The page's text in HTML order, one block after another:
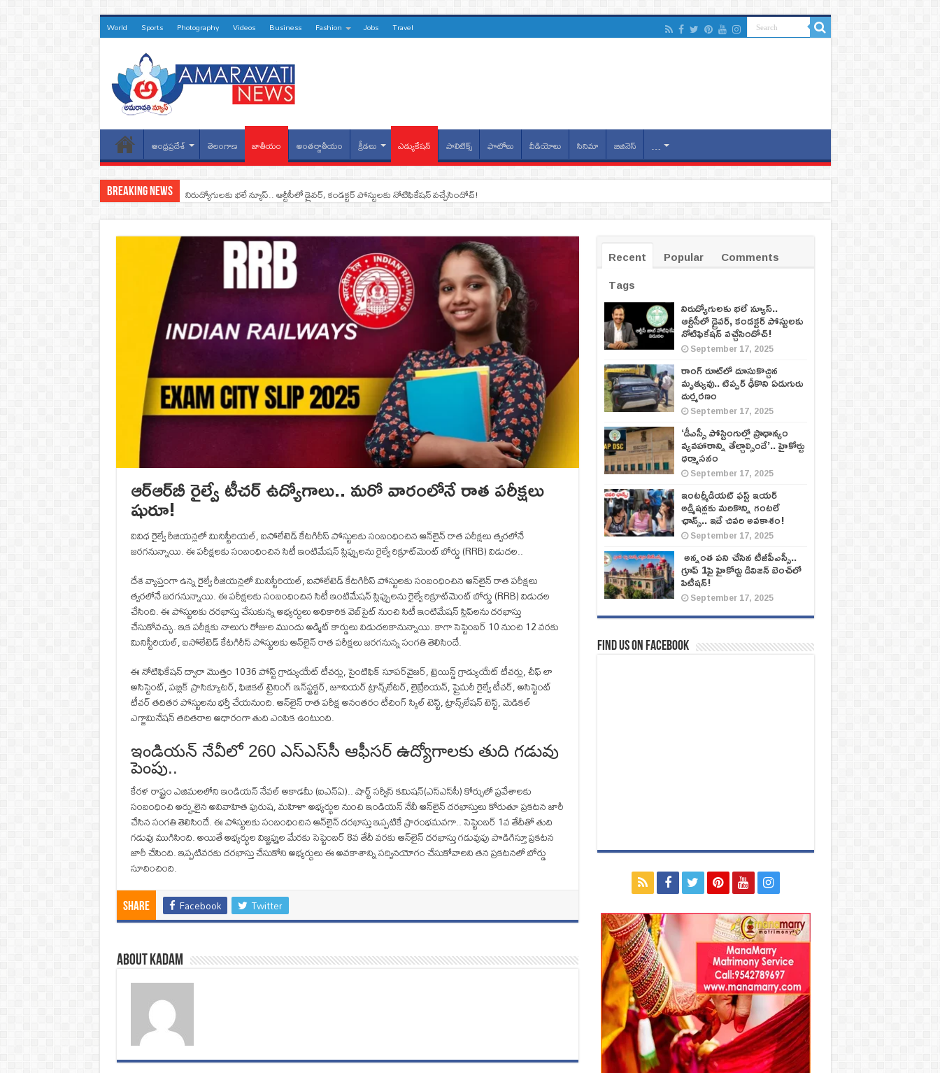
World Sports Photography Videos Business Fashion Jobs Travel
ఆంధ్రప్రదేశ్ తెలంగాణ జాతీయం అంతర్జాతీయం క్రీడలు ఎడ్యుకేషన్ పాలిటిక్స్ ఫొటోలు వీడియోలు సినిమా బిజినెస్ …
Breaking News నిరుద్యోగులకు భలే న్యూస్.. ఆర్టీసీలో డ్రైవర్, కండక్టర్‌ పోస్టులకు నోటిఫికేషన్‌ వచ్చేసిందోచ్‌!
ఆర్‌ఆర్‌బీ రైల్వే టీచర్‌ ఉద్యోగాలు.. మరో వారంలోనే రాత పరీక్షలు
షురూ!
వివిధ రైల్వే రీజియన్లలో మినిస్టీరియల్, ఐసోలేటెడ్ కేటగిరీస్‌ పోస్టులకు సంబంధించిన ఆన్‌లైన్‌ రాత పరీక్షలు త్వరలోనే
జరగనున్నాయి. ఈ పరీక్షలకు సంబంధించిన సిటీ ఇంటిమేషన్‌ స్లిప్పులను రైల్వే రిక్రూట్‌మెంట్ బోర్డు (RRB) విడుదల..
దేశ వ్యాప్తంగా ఉన్న రైల్వే రీజియన్లలో మినిస్టీరియల్, ఐసోలేటెడ్ కేటగిరీస్‌ పోస్టులకు సంబంధించిన ఆన్‌లైన్‌ రాత పరీక్షలు
త్వరలోనే జరగనున్నాయి. ఈ పరీక్షలకు సంబంధించిన సిటీ ఇంటిమేషన్‌ స్లిప్పులను రైల్వే రిక్రూట్‌మెంట్ బోర్డు (RRB) విడుదల
చేసింది. ఈ పోస్టులకు దరఖాస్తు చేసుకున్న అభ్యర్ధులు అధికారిక వెబ్‌సైట్‌ నుంచి సిటీ ఇంటిమేషన్‌ స్లిప్‌లను దరఖాస్తు
చేసుకోవచ్చు. ఇక పరీక్షకు నాలుగు రోజుల ముందు అడ్మిట్‌ కార్డులు విడుదలకానున్నాయి. కాగా సెప్టెంబర్‌ 10 నుంచి 12 వరకు
మినిస్టీరియల్, ఐసోలేటెడ్ కేటగిరీస్‌ పోస్టులకు ఆన్‌లైన్‌ రాత పరీక్షలు జరగనున్న సంగతి తెలిసిందే.
ఈ నోటిఫికేషన్‌ ద్వారా మొత్తం 1036 పోస్ట్ గ్రాడ్యుయేట్ టీచర్లు, సైంటిఫిక్ సూపర్‌వైజర్, ట్రెయిన్డ్‌ గ్రాడ్యుయేట్ టీచర్లు, చీఫ్ లా
అసిస్టెంట్, పబ్లిక్ ప్రాసిక్యూటర్, ఫిజికల్ ట్రైనింగ్ ఇన్‌స్ట్రక్టర్, జూనియర్ ట్రాన్స్‌లేటర్, లైబ్రేరియన్, ప్రైమరీ రైల్వే టీచర్, అసిస్టెంట్
టీచర్ తదితర పోస్టులను భర్తీ చేయనుంది. ఆన్‌లైన్‌ రాత పరీక్ష అనంతరం టీచింగ్‌ స్కిల్ టెస్ట్‌, ట్రాన్స్‌లేషన్‌ టెస్ట్‌, మెడికల్‌
ఎగ్జామినేషన్‌ తదితరాల ఆధారంగా తుది ఎంపిక ఉంటుంది.
ఇండియన్ నేవీలో 260 ఎస్‌ఎస్‌సీ ఆఫీసర్ ఉద్యోగాలకు తుది గడువు
పెంపు..
కేరళ రాష్ట్రం ఎజిమలలోని ఇండియన్ నేవల్ అకాడమీ (ఐఎన్‌ఏ).. షార్ట్ సర్వీస్ కమిషన్(ఎస్‌ఎస్‌సీ) కోర్సులో ప్రవేశాలకు
సంబంధించి అర్హులైన అవివాహిత పురుష, మహిళా అభ్యర్థుల నుంచి ఇండియన్ నేవీ ఆన్‌లైన్‌ దరఖాస్తులు కోరుతూ ప్రకటన జారీ
చేసిన సంగతి తెలిసిందే. ఈ పోస్టులకు సంబంధించిన ఆన్‌లైన్‌ దరఖాస్తు ఇప్పటికే ప్రారంభమవగా.. సెప్టెంబర్‌ 1వ తేదీతో తుది
గడువు ముగిసింది. అయితే అభ్యర్ధుల విజ్ఞప్తుల మేరకు సెప్టెంబర్‌ 8వ తేదీ వరకు ఆన్‌లైన్‌ దరఖాస్తు గడువుపు పొడిగిస్తూ ప్రకటన
జారీ చేసింది. ఇప్పటివరకు దరఖాస్తు చేసుకోని అభ్యర్ధులు ఈ అవకాశాన్ని సద్వినయోగం చేసుకోవాలని తన ప్రకటనలో బోర్డు
సూచించింది.
Share Facebook Twitter
About Kadam
Recent Popular
Comments
Tags
నిరుద్యోగులకు భలే న్యూస్..
ఆర్టీసీలో డ్రైవర్, కండక్టర్‌ పోస్టులకు
నోటిఫికేషన్‌ వచ్చేసిందోచ్‌!
September 17, 2025
రాంగ్ రూట్‌లో దూసుకొచ్చిన
మృత్యువు.. టిప్పర్ ఢీకొని ఏడుగురు
దుర్మరణం
September 17, 2025
‘డీఎస్సీ పోస్టింగుల్లో ప్రాధాన్యం
వ్యవహారాన్ని తేల్చాల్సిందే’.. హైకోర్టు
ధర్మాసనం
September 17, 2025
ఇంటర్మీడియట్ ఫస్ట్‌ ఇయర్‌
అడ్మిషన్లకు మరికొన్ని గంటలే
ఛాన్స్‌.. ఇదే చివరి అవకాశం!
September 17, 2025
అన్నంత పని చేసిన టీజీపీఎస్సీ..
గ్రూప్‌ 1పై హైకోర్టు డివిజన్‌ బెంచ్‌లో
పిటీషన్‌!
September 17, 2025
Find us on Facebook